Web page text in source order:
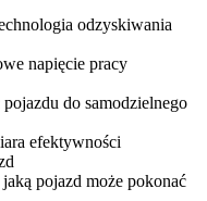
odzyskiwania
napięcie pracy
do samodzielnego
efektywności
pojazd może pokonać